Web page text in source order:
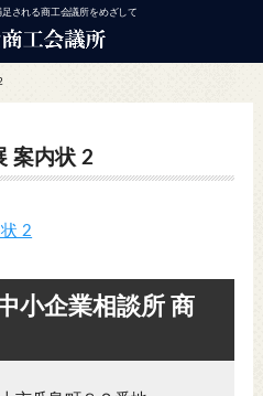
される商工会議所をめざして
案内状 2
2
小企業相談所 商